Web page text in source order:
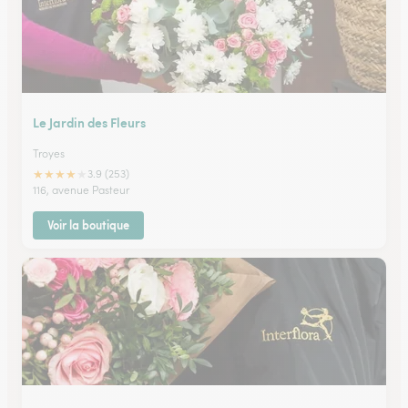
Le Jardin des Fleurs
Troyes
★★★★
3.9 (253)
116, avenue Pasteur
Voir la boutique